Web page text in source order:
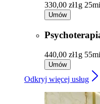
330,00 zł1g
Umów
440,00 zł1g
Umów
Odkryj więcej usług